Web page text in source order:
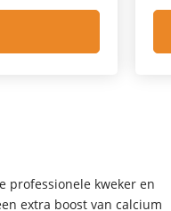
professionele kweker en
extra boost van calcium